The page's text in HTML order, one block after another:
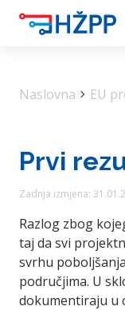
Naslovna chevron_right EU
Prvi
Zadnja izmjena:
Razlog zbog
taj da svi
svrhu
područjima. U
dokumentiraju u